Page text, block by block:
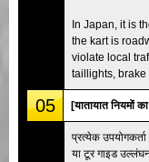
In Japan, it is
the kart is
violate local
taillights, brake
05 [यातायात
प्रत्येक
या टूर गाइड